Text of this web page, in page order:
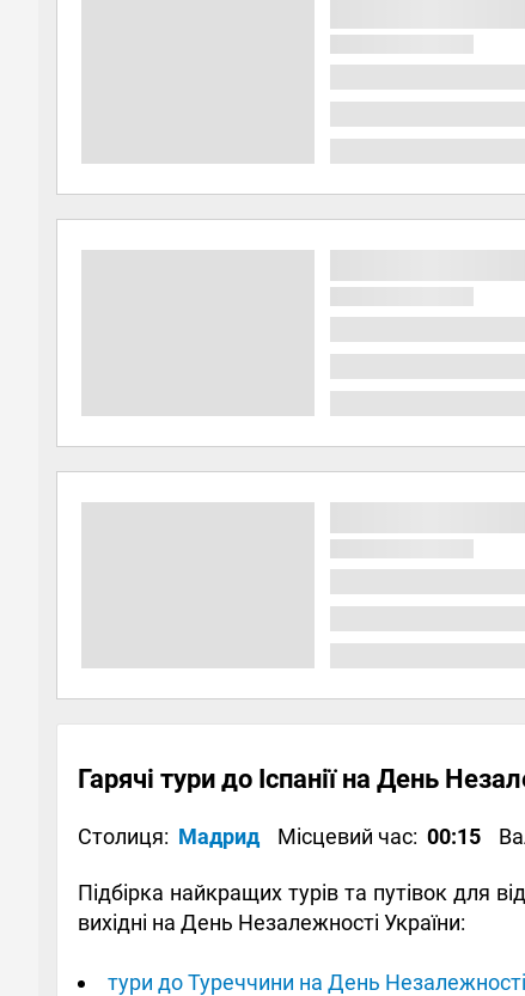
Гарячі тури до Іспанії на День
Столиця: Мадрид Місцевий час: 00:15
Підбірка найкращих турів та путівок для
вихідні на День Незалежності України:
тури до Туреччини на День Незалежності